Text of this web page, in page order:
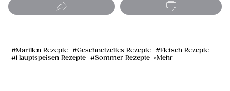
Marillen Rezepte Geschnetzeltes Rezepte
Fleisch Rezepte
Hauptspeisen Rezepte
Sommer Rezepte Mehr